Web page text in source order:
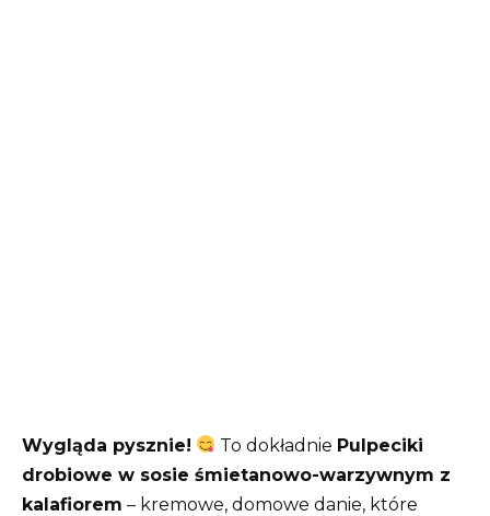
Wygląda pysznie! To dokładnie Pulpeciki
drobiowe w sosie śmietanowo-warzywnym z
kalafiorem – kremowe, domowe danie, które